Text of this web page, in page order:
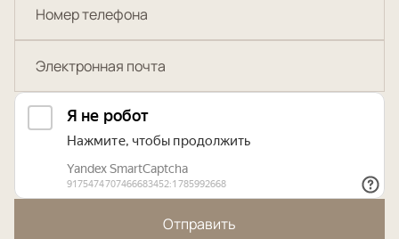
Отправить